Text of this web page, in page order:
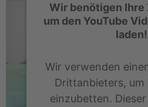
Wir benötigen Ihre
um den YouTube
laden!
Wir verwenden
Drittanbieters, um
einzubetten.